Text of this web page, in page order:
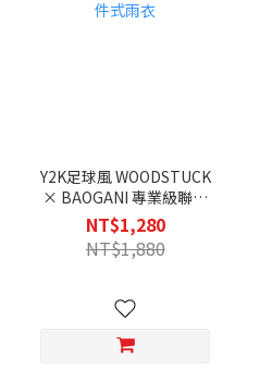
Y2K足球風 WOODSTUCK
× BAOGANI 專業級聯名
款 兩件式雨衣
NT$1,280
NT$1,880